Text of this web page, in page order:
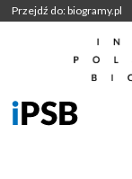
Przejdź do: biogramy.pl